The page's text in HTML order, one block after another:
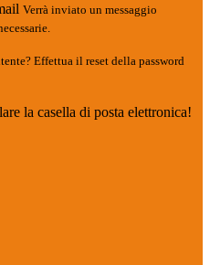
Verrà inviato un messaggio
Effettua il reset della password
la casella di posta elettronica!